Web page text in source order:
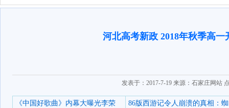
河北高考新政 2018年秋季高一
发表于：2017-7-19 来源：石家庄网站
《中国好歌曲》内幕大曝光李荣
86版西游记令人崩溃的真相：蜘